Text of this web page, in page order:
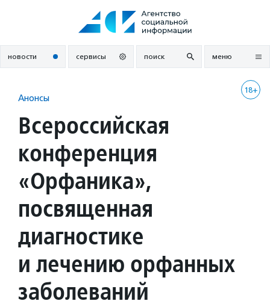
новости сервисы поиск меню
18+
Анонсы
Всероссийская
конференция
«Орфаника»,
посвященная
диагностике
и лечению орфанных
заболеваний